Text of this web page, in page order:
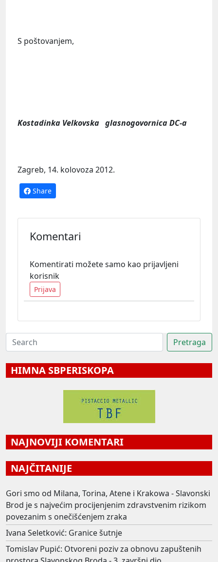
S poštovanjem,
Kostadinka Velkovska glasnogovornica DC-a
Zagreb, 14. kolovoza 2012.
Share
Komentari
Komentirati možete samo kao prijavljeni
korisnik
Prijava
HIMNA SBPERISKOPA
NAJNOVIJI KOMENTARI
NAJČITANIJE
Gori smo od Milana, Torina, Atene i Krakowa - Slavonski
Brod je s najvećim procijenjenim zdravstvenim rizikom
povezanim s onečišćenjem zraka
Ivana Seletković: Granice šutnje
Tomislav Pupić: Otvoreni poziv za obnovu zapuštenih